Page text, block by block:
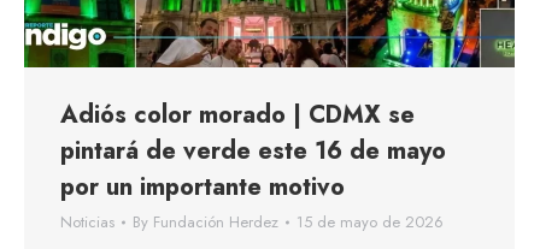
Adiós color morado | CDMX se
pintará de verde este 16 de mayo
por un importante motivo
Noticias By Fundación Herdez 15 de mayo de 2026